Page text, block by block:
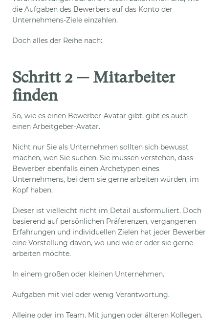
die Aufgaben des Bewerbers auf das Konto der
Unternehmens-Ziele einzahlen.
Doch alles der Reihe nach:
Schritt 2 — Mitarbeiter
finden
So, wie es einen Bewerber-Avatar gibt, gibt es auch
einen Arbeitgeber-Avatar.
Nicht nur Sie als Unternehmen sollten sich bewusst
machen, wen Sie suchen. Sie müssen verstehen, dass
Bewerber ebenfalls einen Archetypen eines
Unternehmens, bei dem sie gerne arbeiten würden, im
Kopf haben.
Dieser ist vielleicht nicht im Detail ausformuliert. Doch
basierend auf persönlichen Präferenzen, vergangenen
Erfahrungen und individuellen Zielen hat jeder Bewerber
eine Vorstellung davon, wo und wie er oder sie gerne
arbeiten möchte.
In einem großen oder kleinen Unternehmen.
Aufgaben mit viel oder wenig Verantwortung.
Alleine oder im Team. Mit jungen oder älteren Kollegen.